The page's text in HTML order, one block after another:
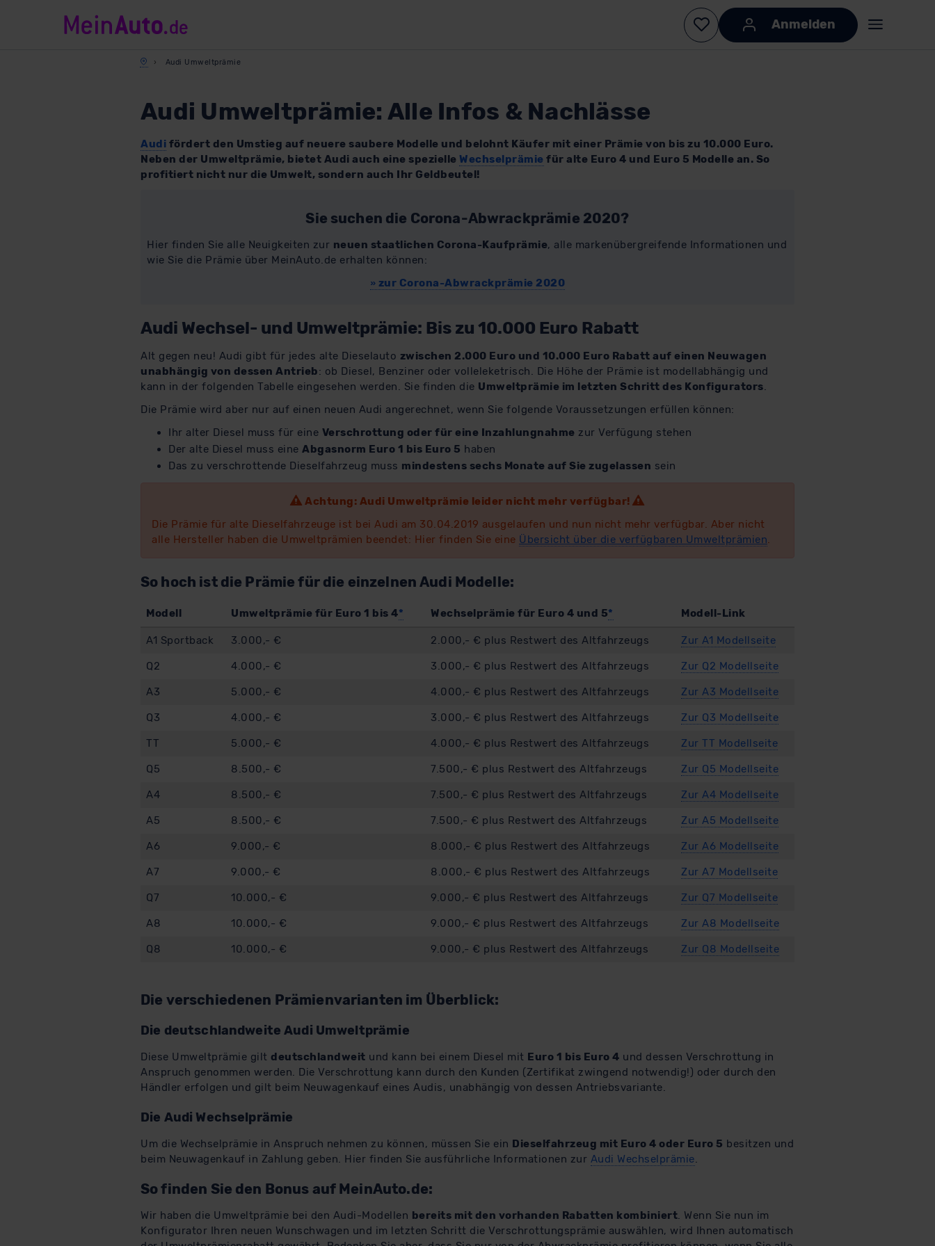
Audi Umweltprämie
Audi Umweltprämie: Alle Infos & Nachlässe
Audi fördert den Umstieg auf neuere saubere Modelle und belohnt Käufer mit einer Prämie von bis zu 10.000 Euro.
Neben der Umweltprämie, bietet Audi auch eine spezielle Wechselprämie für alte Euro 4 und Euro 5 Modelle an. So
profitiert nicht nur die Umwelt, sondern auch Ihr Geldbeutel!
Sie suchen die Corona-Abwrackprämie 2020?
Hier finden Sie alle Neuigkeiten zur neuen staatlichen Corona-Kaufprämie, alle markenübergreifende Informationen und
wie Sie die Prämie über MeinAuto.de erhalten können:
» zur Corona-Abwrackprämie 2020
Audi Wechsel- und Umweltprämie: Bis zu 10.000 Euro Rabatt
Alt gegen neu! Audi gibt für jedes alte Dieselauto zwischen 2.000 Euro und 10.000 Euro Rabatt auf einen Neuwagen
unabhängig von dessen Antrieb: ob Diesel, Benziner oder volleleketrisch. Die Höhe der Prämie ist modellabhängig und
kann in der folgenden Tabelle eingesehen werden. Sie finden die Umweltprämie im letzten Schritt des Konfigurators.
Die Prämie wird aber nur auf einen neuen Audi angerechnet, wenn Sie folgende Voraussetzungen erfüllen können:
Ihr alter Diesel muss für eine Verschrottung oder für eine Inzahlungnahme zur Verfügung stehen
Der alte Diesel muss eine Abgasnorm Euro 1 bis Euro 5 haben
Das zu verschrottende Dieselfahrzeug muss mindestens sechs Monate auf Sie zugelassen sein
Achtung: Audi Umweltprämie leider nicht mehr verfügbar!
Die Prämie für alte Dieselfahrzeuge ist bei Audi am 30.04.2019 ausgelaufen und nun nicht mehr verfügbar. Aber nicht
alle Hersteller haben die Umweltprämien beendet: Hier finden Sie eine Übersicht über die verfügbaren Umweltprämien.
So hoch ist die Prämie für die einzelnen Audi Modelle:
Modell Umweltprämie für Euro 1 bis 4* Wechselprämie für Euro 4 und 5* Modell-Link
A1 Sportback 3.000,- € 2.000,- € plus Restwert des Altfahrzeugs Zur A1 Modellseite
Q2 4.000,- € 3.000,- € plus Restwert des Altfahrzeugs Zur Q2 Modellseite
A3 5.000,- € 4.000,- € plus Restwert des Altfahrzeugs Zur A3 Modellseite
Q3 4.000,- € 3.000,- € plus Restwert des Altfahrzeugs Zur Q3 Modellseite
TT 5.000,- € 4.000,- € plus Restwert des Altfahrzeugs Zur TT Modellseite
Q5 8.500,- € 7.500,- € plus Restwert des Altfahrzeugs Zur Q5 Modellseite
A4 8.500,- € 7.500,- € plus Restwert des Altfahrzeugs Zur A4 Modellseite
A5 8.500,- € 7.500,- € plus Restwert des Altfahrzeugs Zur A5 Modellseite
A6 9.000,- € 8.000,- € plus Restwert des Altfahrzeugs Zur A6 Modellseite
A7 9.000,- € 8.000,- € plus Restwert des Altfahrzeugs Zur A7 Modellseite
Q7 10.000,- € 9.000,- € plus Restwert des Altfahrzeugs Zur Q7 Modellseite
A8 10.000,- € 9.000,- € plus Restwert des Altfahrzeugs Zur A8 Modellseite
Q8 10.000,- € 9.000,- € plus Restwert des Altfahrzeugs Zur Q8 Modellseite
Die verschiedenen Prämienvarianten im Überblick:
Die deutschlandweite Audi Umweltprämie
Diese Umweltprämie gilt deutschlandweit und kann bei einem Diesel mit Euro 1 bis Euro 4 und dessen Verschrottung in
Anspruch genommen werden. Die Verschrottung kann durch den Kunden (Zertifikat zwingend notwendig!) oder durch den
Händler erfolgen und gilt beim Neuwagenkauf eines Audis, unabhängig von dessen Antriebsvariante.
Die Audi Wechselprämie
Um die Wechselprämie in Anspruch nehmen zu können, müssen Sie ein Dieselfahrzeug mit Euro 4 oder Euro 5 besitzen und
beim Neuwagenkauf in Zahlung geben. Hier finden Sie ausführliche Informationen zur Audi Wechselprämie.
So finden Sie den Bonus auf MeinAuto.de:
Wir haben die Umweltprämie bei den Audi-Modellen bereits mit den vorhanden Rabatten kombiniert. Wenn Sie nun im
Konfigurator Ihren neuen Wunschwagen und im letzten Schritt die Verschrottungsprämie auswählen, wird Ihnen automatisch